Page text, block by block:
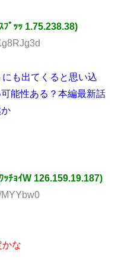
ﾟｯｯ 1.75.238.38)
も出てくると思い込
能性ある？本編最新話
ﾁｮｲW 126.159.19.187)
な